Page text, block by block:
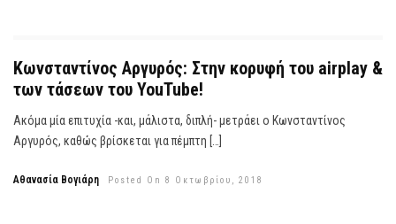
Κωνσταντίνος Αργυρός: Στην κορυφή του airplay &
των τάσεων του YouTube!
Ακόμα μία επιτυχία -και, μάλιστα, διπλή- μετράει ο Κωνσταντίνος
Αργυρός, καθώς βρίσκεται για πέμπτη […]
Αθανασία Βογιάρη Posted On 8 Οκτωβρίου, 2018